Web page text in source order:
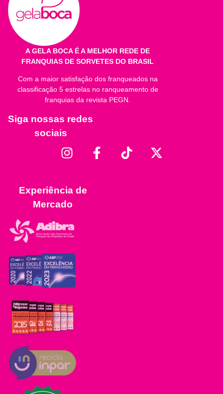
A GELA BOCA É A MELHOR REDE DE
FRANQUIAS DE SORVETES DO BRASIL
Com a maior satisfação dos franqueados na
classificação 5 estrelas no ranqueamento de
franquias da revista PEGN.
Siga nossas redes
sociais
Experiência de
Mercado